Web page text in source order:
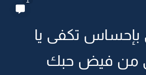
بإحساس تكفى يا
من فيض حبك